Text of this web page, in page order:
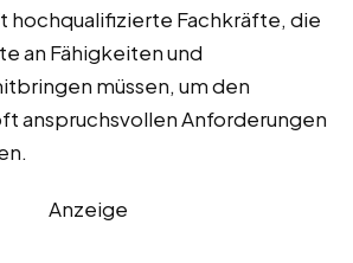
hochqualifizierte Fachkräfte, die
an Fähigkeiten und
müssen, um den
anspruchsvollen Anforderungen
Anzeige